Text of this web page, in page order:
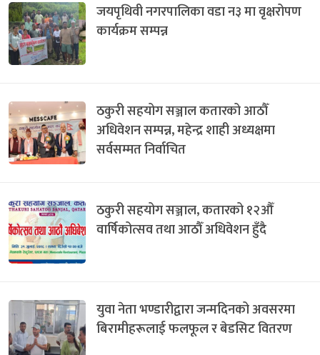
जयपृथिवी नगरपालिका वडा न३ मा वृक्षरोपण
कार्यक्रम सम्पन्न
ठकुरी सहयोग सञ्जाल कतारको आठौँ
अधिवेशन सम्पन्न, महेन्द्र शाही अध्यक्षमा
सर्वसम्मत निर्वाचित
ठकुरी सहयोग सञ्जाल, कतारको १२औँ
वार्षिकोत्सव तथा आठौँ अधिवेशन हुँदै
युवा नेता भण्डारीद्वारा जन्मदिनको अवसरमा
बिरामीहरूलाई फलफूल र बेडसिट वितरण